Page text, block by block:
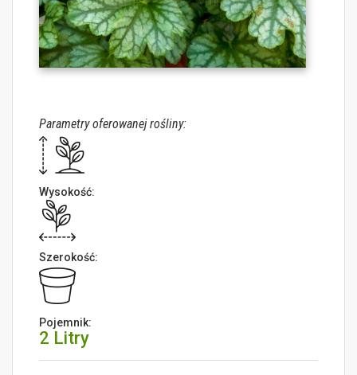
Parametry oferowanej rośliny:
Wysokość:
Szerokość:
Pojemnik:
2 Litry